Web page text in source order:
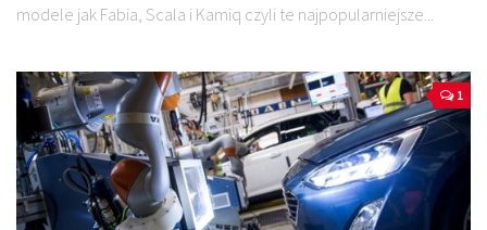
modele jak Fabia, Scala i Kamiq czyli te najpopularniejsze...
1